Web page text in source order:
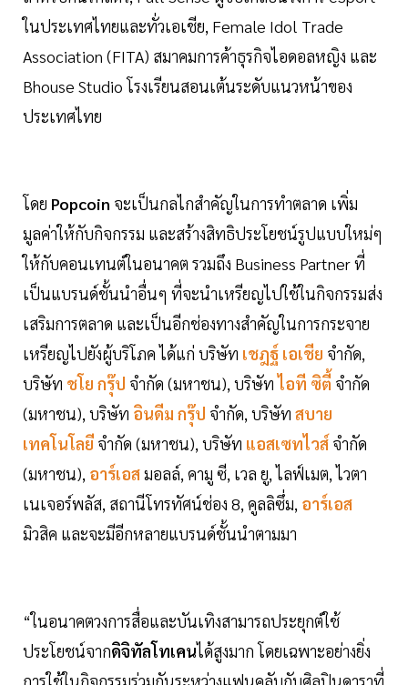
ในประเทศไทยและทั่วเอเชีย, Female Idol Trade
Association (FITA) สมาคมการค้าธุรกิจไอดอลหญิง และ
Bhouse Studio โรงเรียนสอนเต้นระดับแนวหน้าของ
ประเทศไทย
โดย Popcoin จะเป็นกลไกสำคัญในการทำตลาด เพิ่ม
มูลค่าให้กับกิจกรรม และสร้างสิทธิประโยชน์รูปแบบใหม่ๆ
ให้กับคอนเทนต์ในอนาคต รวมถึง Business Partner ที่
เป็นแบรนด์ชั้นนำอื่นๆ ที่จะนำเหรียญไปใช้ในกิจกรรมส่ง
เสริมการตลาด และเป็นอีกช่องทางสำคัญในการกระจาย
เหรียญไปยังผู้บริโภค ได้แก่ บริษัท เชฎฐ์ เอเชีย จำกัด,
บริษัท ชโย กรุ๊ป จำกัด (มหาชน), บริษัทไอที ซิตี้ จำกัด
(มหาชน), บริษัท อินดีม กรุ๊ป จำกัด, บริษัท สบาย
เทคโนโลยี จำกัด (มหาชน), บริษัท แอสเซทไวส์ จำกัด
(มหาชน), อาร์เอสมอลล์, คามู ซี, เวล ยู, ไลฟ์เมต, ไวตา
เนเจอร์พลัส, สถานีโทรทัศน์ช่อง 8, คูลลิซึ่ม, อาร์เอส
มิวสิค และจะมีอีกหลายแบรนด์ชั้นนำตามมา
“ในอนาคตวงการสื่อและบันเทิงสามารถประยุกต์ใช้
ประโยชน์จากดิจิทัลโทเคนได้สูงมาก โดยเฉพาะอย่างยิ่ง